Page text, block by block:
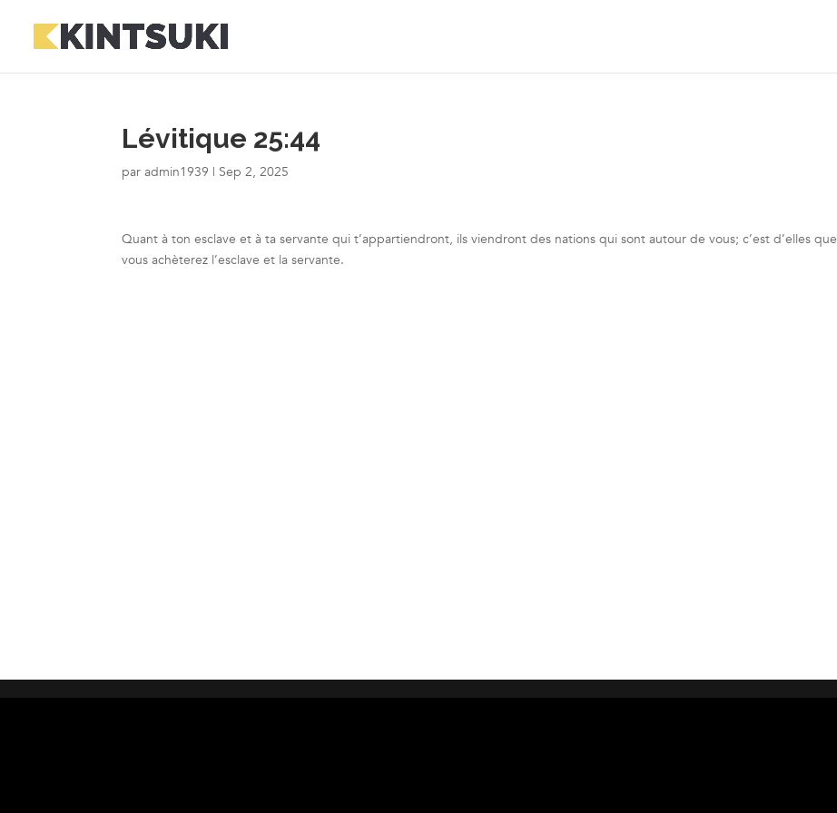
Lévitique 25:44
paradmin1939 | Sep 2, 2025
Quant à ton esclave et à ta servante qui t’appartiendront, ils viendront des nations qui sont autour de vous; c’est d’elles que
vous achèterez l’esclave et la servante.